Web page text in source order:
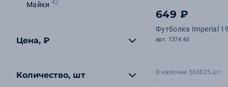
Майки42
Цена, ₽
Количество, шт
649 ₽
Футболка Imperial
арт. 1374.60
В наличии 560825 шт.